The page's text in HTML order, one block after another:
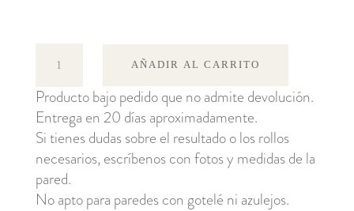
AÑADIR AL CARRITO
Producto bajo pedido que no admite devolución.
Entrega en 20 días aproximadamente.
Si tienes dudas sobre el resultado o los rollos
necesarios, escríbenos con fotos y medidas de la
pared.
No apto para paredes con gotelé ni azulejos.